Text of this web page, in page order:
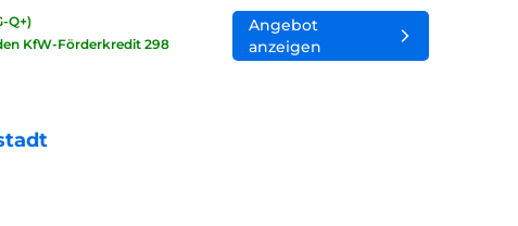
Q+)
KfW-Förderkredit 298
Angebot
anzeigen